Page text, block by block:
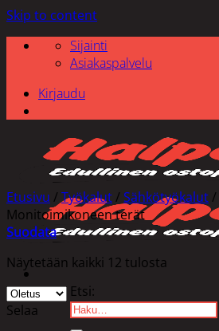
Skip to content
Sijainti
Asiakaspalvelu
Kirjaudu
Etsi:
Etusivu / Työkalut / Sähkötyökalut /
Monitoimikoneen terät
Suodata
Näytetään kaikki 12 tulosta
Selaa